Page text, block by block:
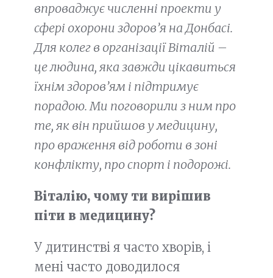
впроваджує численні проекти у
сфері охорони здоров’я на Донбасі.
Для колег в організації Віталій –
це людина, яка завжди цікавиться
їхнім здоров’ям і підтримує
порадою. Ми поговорили з ним про
те, як він прийшов у медицину,
про враження від роботи в зоні
конфлікту, про спорт і подорожі.
Віталію, чому ти вирішив
піти в медицину?
У дитинстві я часто хворів, і
мені часто доводилося